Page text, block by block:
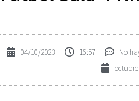
04/10/2023 16:57 No
octubre